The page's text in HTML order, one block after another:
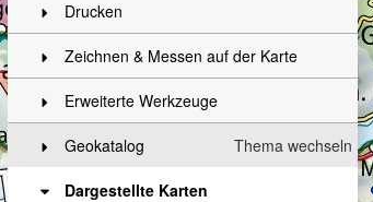
Drucken
Zeichnen & Messen auf der Karte
Erweiterte Werkzeuge
Thema wechseln
Geokatalog
Dargestellte Karten